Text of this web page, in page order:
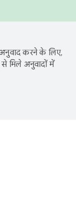
करने के लिए,
मिले अनुवादों में